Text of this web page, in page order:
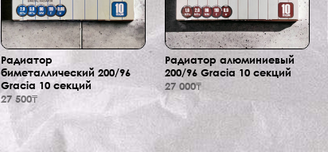
Радиатор
биметаллический 200/96
Gracia 10 секций
27 500₸
Радиатор алюминиевый
200/96 Gracia 10 секций
27 000₸